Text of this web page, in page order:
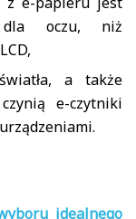
dla oczu, niż
a także
e-czytniki
idealnego